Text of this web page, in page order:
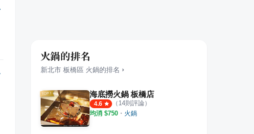
火鍋的排名
新北市 板橋區 火鍋的排名 ›
海底撈火鍋 板橋店
4.6 （ 14則評論）
均消 $750 ・ 火鍋